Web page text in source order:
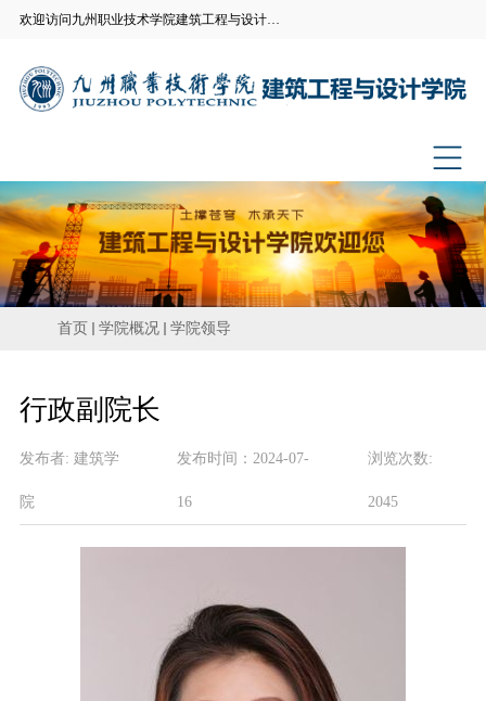
欢迎访问九州职业技术学院建筑工程与设计学院官方网站
首页 学院概况 学院领导
行政副院长
发布者: 建筑学
院
发布时间：2024-07-
16
浏览次数:
2045